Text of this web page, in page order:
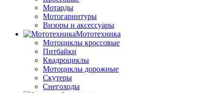
Мотарды
Мотогарнитуры
Визоры и аксессуары
Мототехника
Мотоциклы кроссовые
Питбайки
Квадроциклы
Мотоциклы дорожные
Скутеры
Снегоходы